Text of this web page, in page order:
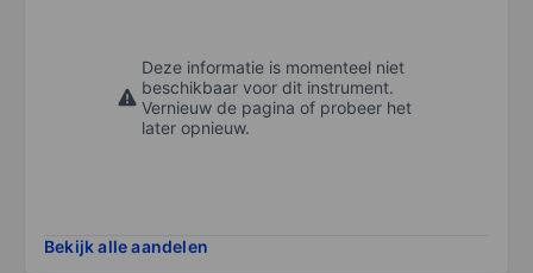
Deze informatie is momenteel niet
beschikbaar voor dit instrument.
Vernieuw de pagina of probeer het
later opnieuw.
Bekijk alle aandelen